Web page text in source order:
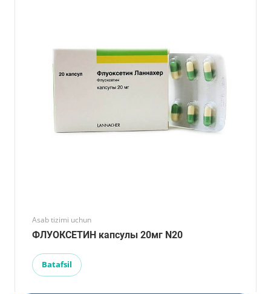
Asab tizimi uchun
ФЛУОКСЕТИН капсулы 20мг N20
Batafsil